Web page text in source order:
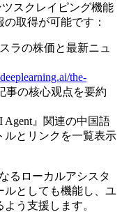
ツスクレイピング機能
取得が可能です：
ラの株価と最新ニュ
the-
事の核心观点を要約
』関連の中国語
ルとリンクを一覧表示
るローカルアシスタ
ルとしても機能し、ユ
う支援します。